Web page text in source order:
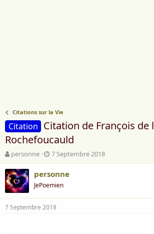
Citations sur la Vie
Citation Citation de François de
Rochefoucauld
A
u
t
e
u
r
d
e
personne
D
a
t
d
e
d
é
7 Septembre 2018
personne
JePoemien
7 Septembre 2018